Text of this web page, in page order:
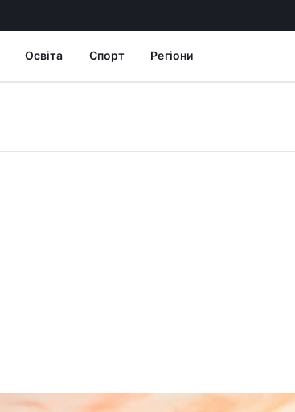
Освіта Спорт Регіони